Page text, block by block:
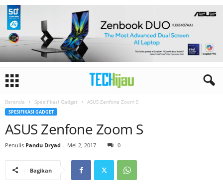
Beranda Spesifikasi Gadget ASUS Zenfone Zoom S
SPESIFIKASI GADGET
ASUS Zenfone Zoom S
Penulis Pandu Dryad - Mei 2, 2017 0
Bagikan